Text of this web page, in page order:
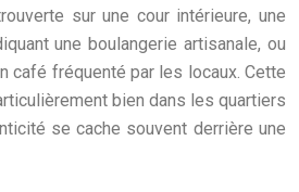
sur une cour intérieure, une
une boulangerie artisanale, ou
café fréquenté par les locaux. Cette
bien dans les quartiers
se cache souvent derrière une